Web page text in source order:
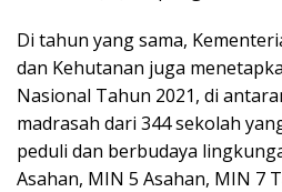
Di tahun yang sama,
dan Kehutanan juga
Nasional Tahun 2021, di
madrasah dari 344 sekolah
peduli dan berbudaya
Asahan, MIN 5 Asahan, MIN 7